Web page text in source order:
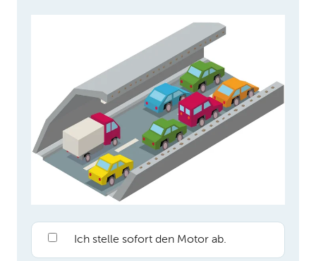
Ich stelle sofort den Motor ab.